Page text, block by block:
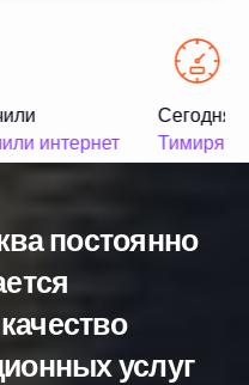
интернет
Сегодня
постоянно
услуг